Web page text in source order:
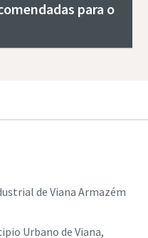
para o
de Viana Armazém
Urbano de Viana,